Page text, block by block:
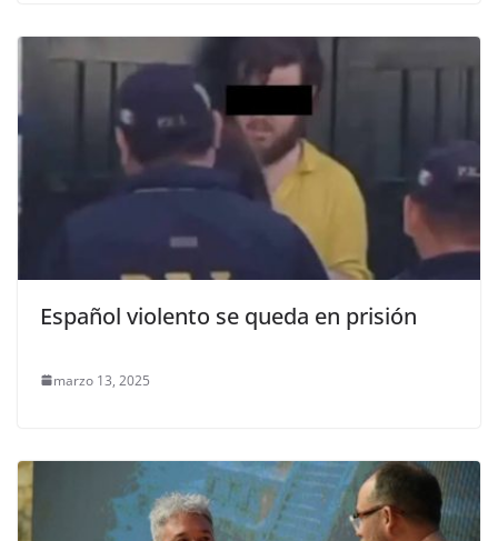
Español violento se queda en prisión
marzo 13, 2025